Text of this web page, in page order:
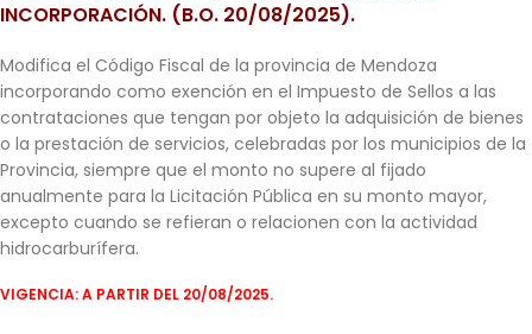
INCORPORACIÓN. (B.O. 20/08/2025).
Modifica el Código Fiscal de la provincia de Mendoza
incorporando como exención en el Impuesto de Sellos a las
contrataciones que tengan por objeto la adquisición de bienes
o la prestación de servicios, celebradas por los municipios de la
Provincia, siempre que el monto no supere al fijado
anualmente para la Licitación Pública en su monto mayor,
excepto cuando se refieran o relacionen con la actividad
hidrocarburífera.
VIGENCIA: A PARTIR DEL 20/08/2025.